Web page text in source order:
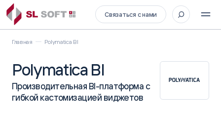
Связаться с нами
Главная Polymatica BI
Polymatica BI
Производительная BI-платформа с
гибкой кастомизацией виджетов